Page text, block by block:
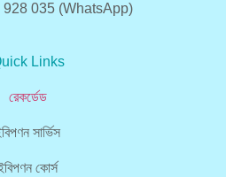
928 035 (WhatsApp)
Links
রেকর্ডেড
সার্ভিস
কোর্স